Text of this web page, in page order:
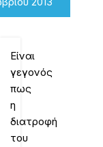
Είναι
γεγονός
πως
η
διατροφή
του